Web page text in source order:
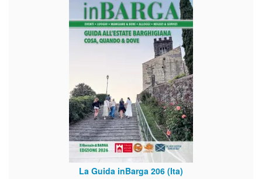
La Guida inBarga 206 (Ita)